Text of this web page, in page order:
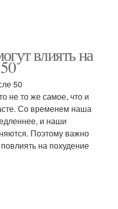
влиять на
50
не то же самое, что и
Со временем наша
и наши
Поэтому важно
на похудение